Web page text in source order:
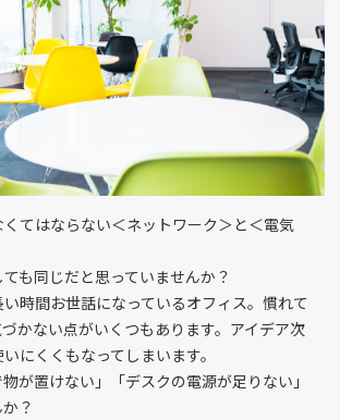
てはならない＜ネットワーク＞と＜電気
も同じだと思っていませんか？
時間お世話になっているオフィス。慣れて
かない点がいくつもあります。アイデア次
にくくもなってしまいます。
物が置けない」「デスクの電源が足りない」
？